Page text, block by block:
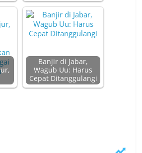
Banjir di Jabar,
Wagub Uu: Harus
Cepat Ditanggulangi